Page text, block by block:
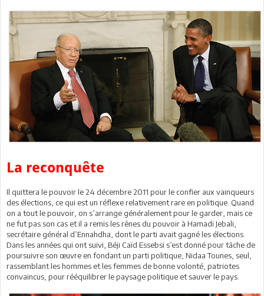
La reconquête
Il quittera le pouvoir le 24 décembre 2011 pour le confier aux vainqueurs
des élections, ce qui est un réflexe relativement rare en politique. Quand
on a tout le pouvoir, on s’arrange généralement pour le garder, mais ce
ne fut pas son cas et il a remis les rênes du pouvoir à Hamadi Jebali,
secrétaire général d’Ennahdha, dont le parti avait gagné les élections.
Dans les années qui ont suivi, Béji Caïd Essebsi s’est donné pour tâche de
poursuivre son œuvre en fondant un parti politique, Nidaa Tounes, seul,
rassemblant les hommes et les femmes de bonne volonté, patriotes
convaincus, pour rééquilibrer le paysage politique et sauver le pays.